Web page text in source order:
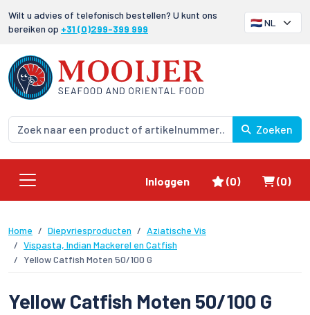
Wilt u advies of telefonisch bestellen? U kunt ons
bereiken op +31 (0)299-399 999
Zoeken
Inloggen Favorieten
(0) (0)
Home Diepvriesproducten
Aziatische Vis
Vispasta, Indian Mackerel en Catfish
Yellow Catfish Moten 50/100 G
Yellow Catfish Moten 50/100 G